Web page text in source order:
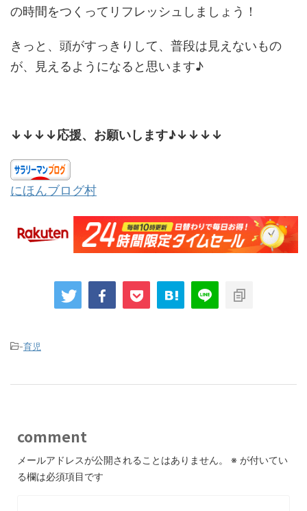
の時間をつくってリフレッシュしましょう！
きっと、頭がすっきりして、普段は見えないもの
が、見えるようになると思います♪
↓↓↓↓応援、お願いします♪↓↓↓↓
にほんブログ村
-育児
comment
メールアドレスが公開されることはありません。 ※ が付いてい
る欄は必須項目です